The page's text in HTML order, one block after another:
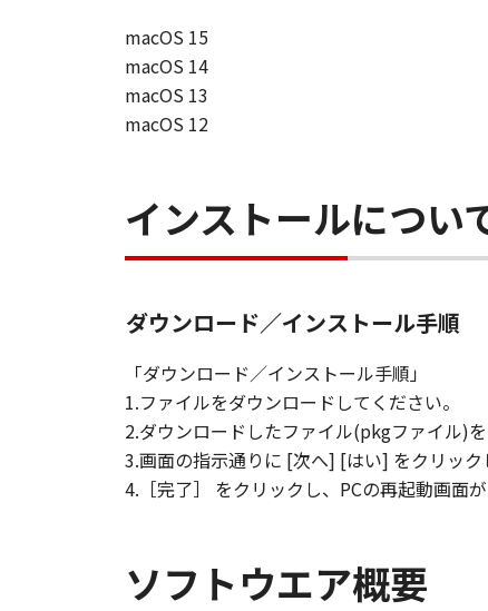
macOS 15
macOS 14
macOS 13
macOS 12
インストールについ
ダウンロード／インストール手順
「ダウンロード／インストール手順」
1.ファイルをダウンロードしてください。
2.ダウンロードしたファイル(pkgファイル)
3.画面の指示通りに [次へ] [はい] をクリック
4.［完了］ をクリックし、PCの再起動画面
ソフトウエア概要